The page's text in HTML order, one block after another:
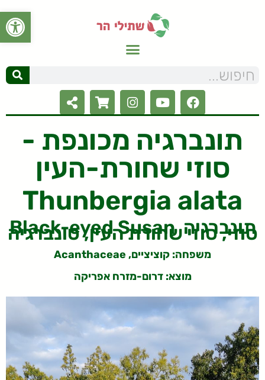
פתח
תונברגיה מכונפת -
סוזי שחורת-העין
Thunbergia alata
Black-eyed Susan תונברגיה
סוזי, סוזי שחורת העין, טונברגיה
משפחה: קוציציים, Acanthaceae
מוצא: דרום-מזרח אפריקה